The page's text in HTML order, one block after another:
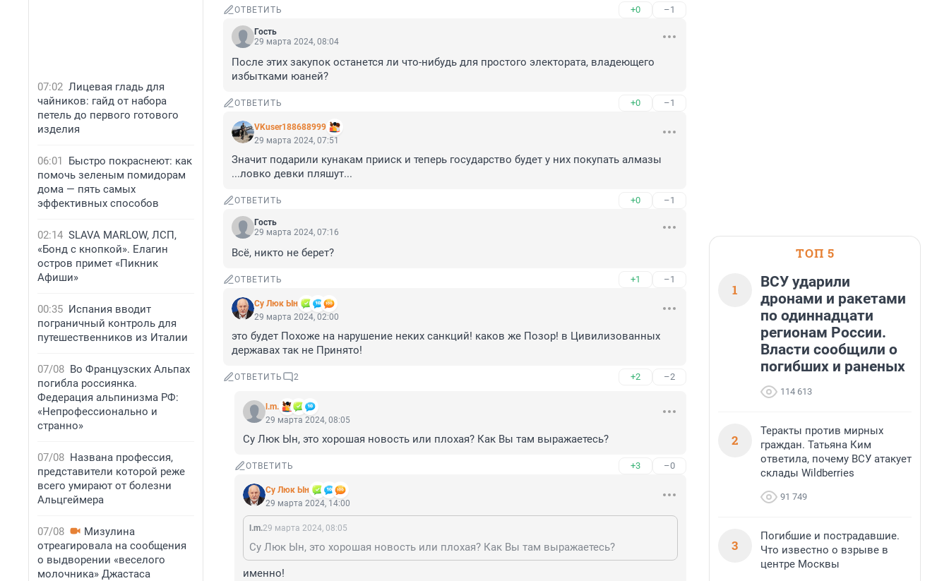
07:02 Лицевая гладь для
чайников: гайд от набора
петель до первого готового
изделия
06:01
Быстро покраснеют: как
помочь зеленым помидорам
дома — пять самых
эффективных способов
02:14 SLAVA MARLOW, ЛСП,
«Бонд с кнопкой». Елагин
остров примет «Пикник
Афиши»
00:35 Испания вводит
пограничный контроль для
путешественников из Италии
07/08 Во Французских Альпах
погибла россиянка.
Федерация альпинизма РФ:
«Непрофессионально и
странно»
07/08 Названа профессия,
представители которой реже
всего умирают от болезни
Альцгеймера
07/08
Мизулина
отреагировала на сообщения
о выдворении «веселого
молочника» Джастаса
ОТВЕТИТЬ +0 –1
Гость
29 марта 2024, 08:04
После этих закупок останется ли что-нибудь для простого электората, владеющего
избытками юаней?
ОТВЕТИТЬ +0 –1
VKuser188688999
29 марта 2024, 07:51
Значит подарили кунакам прииск и теперь государство будет у них покупать алмазы
...ловко девки пляшут...
ОТВЕТИТЬ +0 –1
Гость
29 марта 2024, 07:16
Всё, никто не берет?
ОТВЕТИТЬ +1 –1
Су Люк Ын
29 марта 2024, 02:00
это будет Похоже на нарушение неких санкций! каков же Позор! в Цивилизованных
державах так не Принято!
ОТВЕТИТЬ 2 +2 –2
l.m.
29 марта 2024, 08:05
Су Люк Ын, это хорошая новость или плохая? Как Вы там выражаетесь?
ОТВЕТИТЬ +3 –0
Су Люк Ын
29 марта 2024, 14:00
l.m.29 марта 2024, 08:05
Су Люк Ын, это хорошая новость или плохая? Как Вы там выражаетесь?
именно!
ТОП 5
1
ВСУ ударили
дронами и ракетами
по одиннадцати
регионам России.
Власти сообщили о
погибших и раненых
114 613
2
Теракты против мирных
граждан. Татьяна Ким
ответила, почему ВСУ атакует
склады Wildberries
91 749
3
Погибшие и пострадавшие.
Что известно о взрыве в
центре Москвы